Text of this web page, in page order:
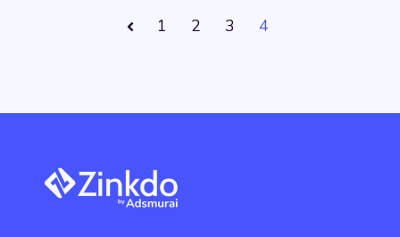
Anterior
1 2 3 4